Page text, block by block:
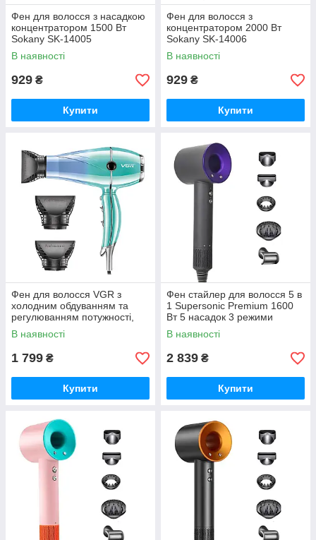
Фен для волосся з насадкою
концентратором 1500 Вт
Sokany SK-14005
В наявності
929 ₴
Купити
Фен для волосся з
концентратором 2000 Вт
Sokany SK-14006
В наявності
929 ₴
Купити
Фен для волосся VGR з
холодним обдуванням та
регулюванням потужності,
2400Вт V452TU
В наявності
1 799 ₴
Купити
Фен стайлер для волосся 5 в
1 Supersonic Premium 1600
Вт 5 насадок 3 режими
швидкості Фіолетовий
PH770V
В наявності
2 839 ₴
Купити